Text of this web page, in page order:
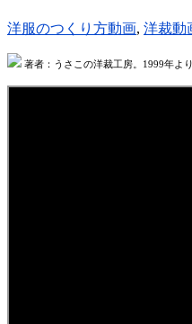
洋服のつくり方動画, 洋裁動
著者：うさこの洋裁工房。1999年よ